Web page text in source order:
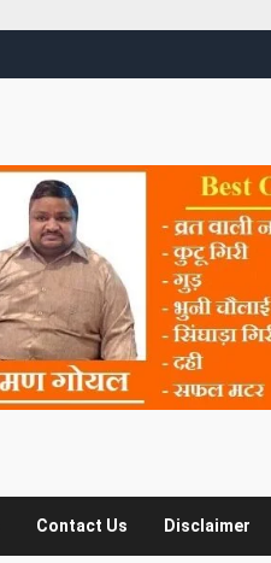
Contact Us Disclaimer